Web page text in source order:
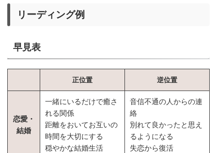
リーディング例
早見表
正位置 逆位置
恋愛・
結婚
一緒にいるだけで癒さ
れる関係
距離をおいてお互いの
時間を大切にする
穏やかな結婚生活
音信不通の人からの連
絡
別れて良かったと思え
るようになる
失恋から復活